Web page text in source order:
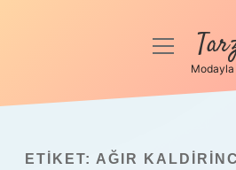
Anasayfa
menüyü
ETIKET: AĞIR